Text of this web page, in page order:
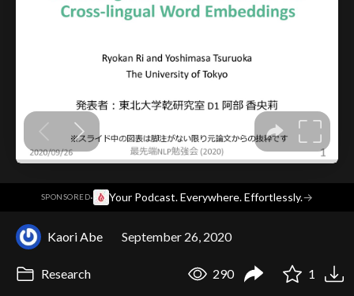
SPONSORED· Your Podcast. Everywhere. Effortlessly.→
Kaori Abe September 26, 2020
Research 290 1